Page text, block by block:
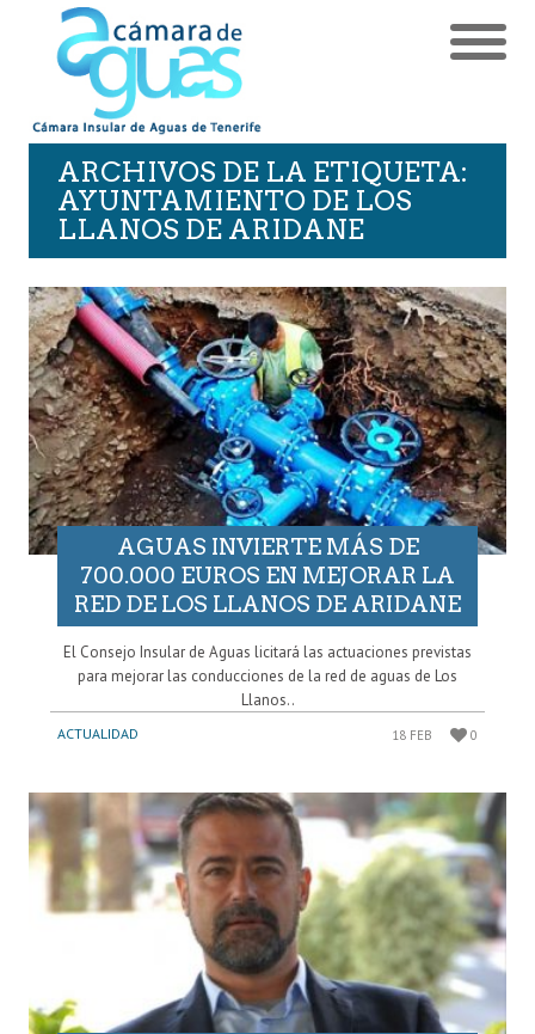
ARCHIVOS DE LA ETIQUETA:
AYUNTAMIENTO DE LOS
LLANOS DE ARIDANE
AGUAS INVIERTE MÁS DE
700.000 EUROS EN MEJORAR LA
RED DE LOS LLANOS DE ARIDANE
El Consejo Insular de Aguas licitará las actuaciones previstas
para mejorar las conducciones de la red de aguas de Los
Llanos..
ACTUALIDAD 18 FEB 0